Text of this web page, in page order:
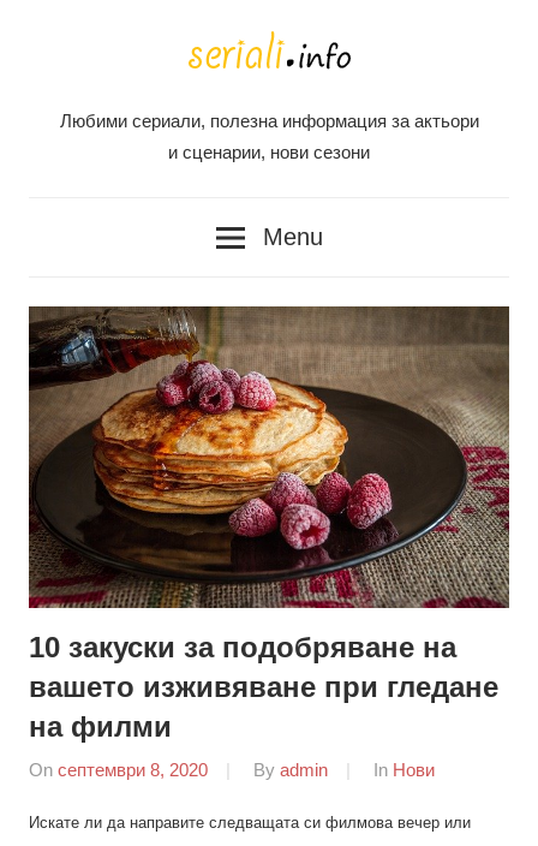
Seriali
Любими сериали, полезна информация за актьори
и сценарии, нови сезони
Menu
10 закуски за подобряване на
вашето изживяване при гледане
на филми
On септември 8, 2020 By admin In Нови
Искате ли да направите следващата си филмова вечер или